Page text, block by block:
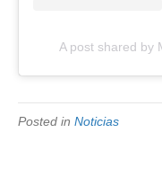
A post shared by
Posted in Noticias